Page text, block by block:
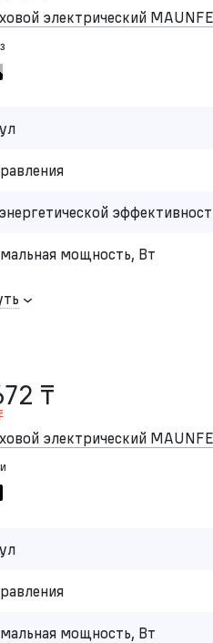
электрический
мощность, Вт
₸
электрический
мощность, Вт